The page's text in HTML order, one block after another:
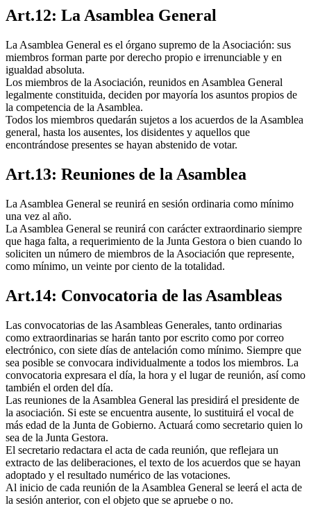
Art.12: La Asamblea General
La Asamblea General es el órgano supremo de la Asociación: sus
miembros forman parte por derecho propio e irrenunciable y en
igualdad absoluta.
Los miembros de la Asociación, reunidos en Asamblea General
legalmente constituida, deciden por mayoría los asuntos propios de
la competencia de la Asamblea.
Todos los miembros quedarán sujetos a los acuerdos de la Asamblea
general, hasta los ausentes, los disidentes y aquellos que
encontrándose presentes se hayan abstenido de votar.
Art.13: Reuniones de la Asamblea
La Asamblea General se reunirá en sesión ordinaria como mínimo
una vez al año.
La Asamblea General se reunirá con carácter extraordinario siempre
que haga falta, a requerimiento de la Junta Gestora o bien cuando lo
soliciten un número de miembros de la Asociación que represente,
como mínimo, un veinte por ciento de la totalidad.
Art.14: Convocatoria de las Asambleas
Las convocatorias de las Asambleas Generales, tanto ordinarias
como extraordinarias se harán tanto por escrito como por correo
electrónico, con siete días de antelación como mínimo. Siempre que
sea posible se convocara individualmente a todos los miembros. La
convocatoria expresara el día, la hora y el lugar de reunión, así como
también el orden del día.
Las reuniones de la Asamblea General las presidirá el presidente de
la asociación. Si este se encuentra ausente, lo sustituirá el vocal de
más edad de la Junta de Gobierno. Actuará como secretario quien lo
sea de la Junta Gestora.
El secretario redactara el acta de cada reunión, que reflejara un
extracto de las deliberaciones, el texto de los acuerdos que se hayan
adoptado y el resultado numérico de las votaciones.
Al inicio de cada reunión de la Asamblea General se leerá el acta de
la sesión anterior, con el objeto que se apruebe o no.